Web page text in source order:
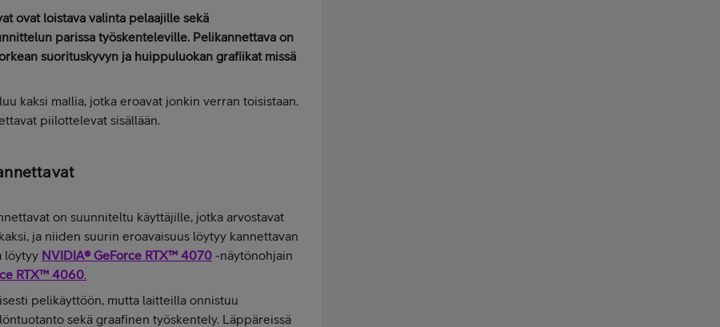
ovat loistava valinta pelaajille sekä
parissa työskenteleville. Pelikannettava on
suorituskyvyn ja huippuluokan grafiikat missä
kaksi mallia, jotka eroavat jonkin verran toisistaan.
piilottelevat sisällään.
on suunniteltu käyttäjille, jotka arvostavat
ja niiden suurin eroavaisuus löytyy kannettavan
löytyy NVIDIA® GeForce RTX™ 4070 -näytönohjain
RTX™ 4060.
pelikäyttöön, mutta laitteilla onnistuu
sekä graafinen työskentely. Läppäreissä